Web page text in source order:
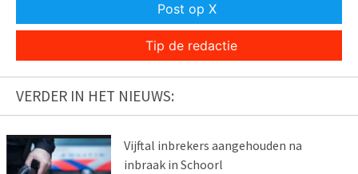
Post op X
Tip de redactie
VERDER IN HET NIEUWS:
Vijftal inbrekers aangehouden na
inbraak in Schoorl